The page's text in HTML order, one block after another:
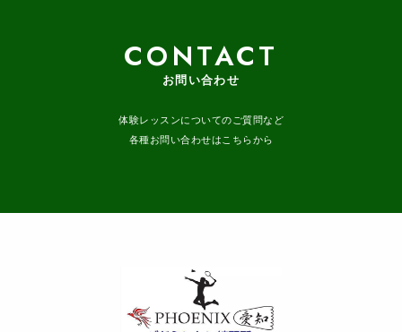
CONTACT
お問い合わせ
体験レッスンについてのご質問など
各種お問い合わせはこちらから